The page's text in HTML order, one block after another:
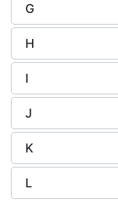
G
H
I
J
K
L